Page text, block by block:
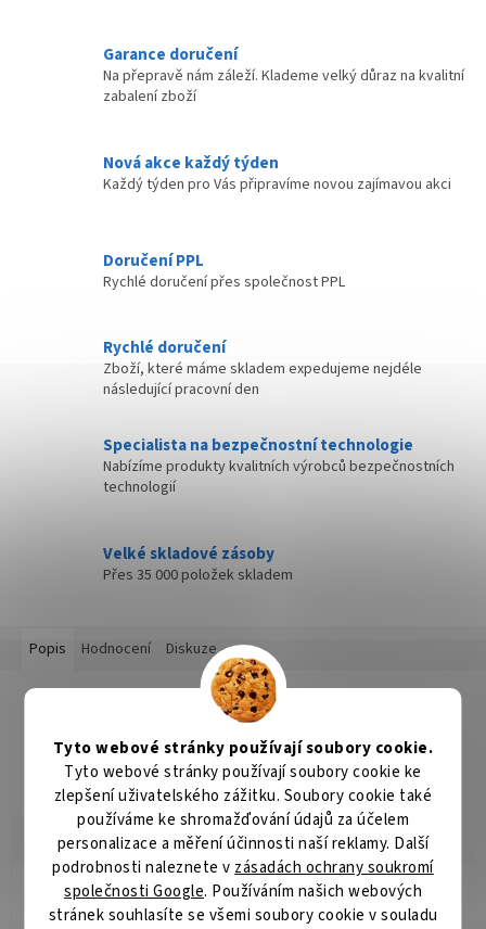
Tyto webové stránky používají soubory cookie.
Tyto webové stránky používají soubory cookie ke
zlepšení uživatelského zážitku. Soubory cookie také
používáme ke shromažďování údajů za účelem
personalizace a měření účinnosti naší reklamy. Další
podrobnosti naleznete v zásadách ochrany soukromí
společnosti Google. Používáním našich webových
stránek souhlasíte se všemi soubory cookie v souladu
Garance doručení
Na přepravě nám záleží. Klademe velký důraz na kvalitní
zabalení zboží
Nová akce každý týden
Každý týden pro Vás připravíme novou zajímavou akci
Doručení PPL
Rychlé doručení přes společnost PPL
Rychlé doručení
Zboží, které máme skladem expedujeme nejdéle
následující pracovní den
Specialista na bezpečnostní technologie
Nabízíme produkty kvalitních výrobců bezpečnostních
technologií
Velké skladové zásoby
Přes 35 000 položek skladem
Popis Hodnocení Diskuze
Detailní popis produktu
Popis produktu není dostupný
RH Radomír Hurník